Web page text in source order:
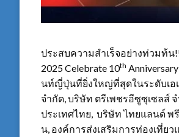
ประสบความสำเร็จอย่างท่วมท้
2025 Celebrate 10th
นท์ญี่ปุ่นที่ยิ่งใหญ่ที่สุดในระดับเอ
จำกัด, บริษัท ตรีเพชรอีซูซุเซลส์
ประเทศไทย, บริษัท ไทยแลนด์ พ
น, องค์การส่งเสริมการท่องเที่ย